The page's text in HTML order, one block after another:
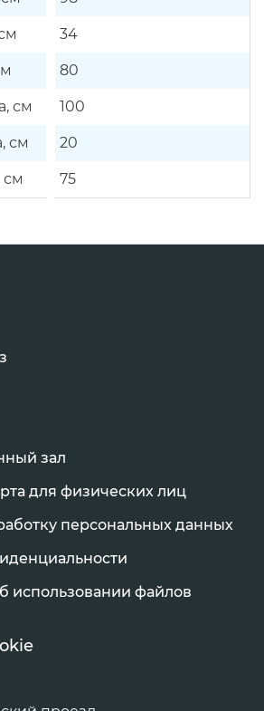
34
80
см 100
см 20
см 75
зал
для физических лиц
персональных данных
использовании файлов